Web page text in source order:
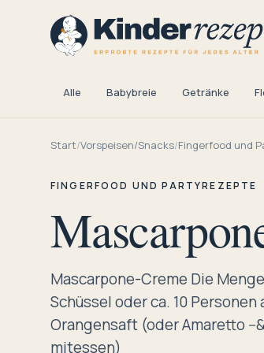
Alle Babybreie Getränke
Start/Vorspeisen/Snacks/Fingerfood und
FINGERFOOD UND PARTYREZEPTE
Mascarpone-Creme Die
Schüssel oder ca. 10
Orangensaft (oder Amaretto --
mitessen)